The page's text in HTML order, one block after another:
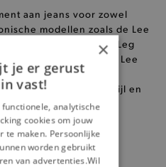
aan jeans voor zowel
modellen zoals de Lee
lee-scarlett, Lee Wide Leg
Daren, Lee-Austin, Lee
Deze modellen
van kwaliteit, stijl en
blijven innoveren,
×
je er gerust
vast!
analytische
cookies om jouw
te maken. Persoonlijke
worden gebruikt
van advertenties.Wil